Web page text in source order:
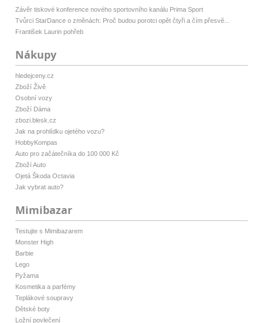
Závěr tiskové konference nového sportovního kanálu Prima Sport
Tvůrci StarDance o změnách: Proč budou porotci opět čtyři a čím přesvě...
František Laurin pohřeb
Nákupy
hledejceny.cz
Zboží Živě
Osobní vozy
Zboží Dáma
zbozi.blesk.cz
Jak na prohlídku ojetého vozu?
HobbyKompas
Auto pro začátečníka do 100 000 Kč
Zboží Auto
Ojetá Škoda Octavia
Jak vybrat auto?
Mimibazar
Testujte s Mimibazarem
Monster High
Barbie
Lego
Pyžama
Kosmetika a parfémy
Teplákové soupravy
Dětské boty
Ložní povlečení